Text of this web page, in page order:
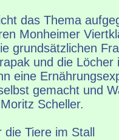
das Thema
Monheimer
grundsätzlichen
und die
eine
gemacht und
Scheller.
Tiere im Stall